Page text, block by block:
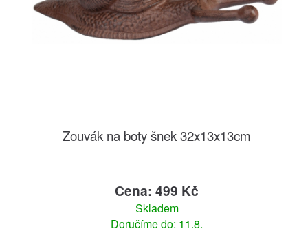
Zouvák na boty šnek 32x13x13cm
Cena: 499 Kč
Skladem
Doručíme do: 11.8.